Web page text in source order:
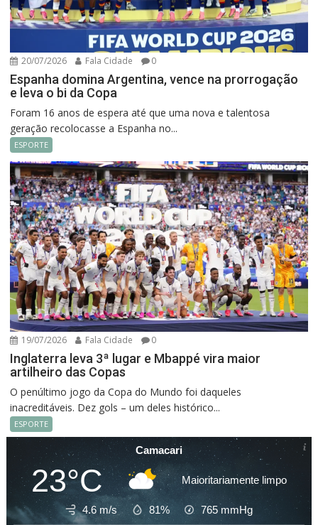
20/07/2026 Fala Cidade 0
Espanha domina Argentina, vence na prorrogação
e leva o bi da Copa
Foram 16 anos de espera até que uma nova e talentosa
geração recolocasse a Espanha no...
ESPORTE
19/07/2026 Fala Cidade 0
Inglaterra leva 3ª lugar e Mbappé vira maior
artilheiro das Copas
O penúltimo jogo da Copa do Mundo foi daqueles
inacreditáveis. Dez gols – um deles histórico...
ESPORTE
Camacari
23°C Maioritariamente limpo
4.6 m/s 81% 765 mmHg